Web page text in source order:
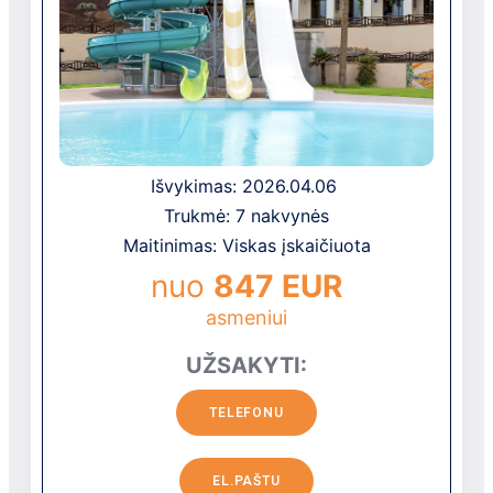
saulę ir vandenyną. Įdomi viešbučio
architektūra, įspūdingas holas su
panoraminiais liftai ir kriokliu, patogūs
kambariai su marmuriniais vonios
kambariais ir grindimis yra puikus estetikos
ir funkcionalumo derinys. R2 grupės
sertifikuotas garantuoja profesionalų
aptarnavimą ir unikalų ExpeR2ience
Viešbučio vieta
ant žemos šlaito, apie 1,5 km nuo
CALMA su parduotuvėmis, barais ir
restoranais
apie 250 m nuo artimiausio prekybos
Išvykimas: 2026.04.06
Trukmė: 7 nakvynės
Maitinimas: Viskas įskaičiuota
nuo 847 EUR
asmeniui
UŽSAKYTI:
TELEFONU
EL.PAŠTU